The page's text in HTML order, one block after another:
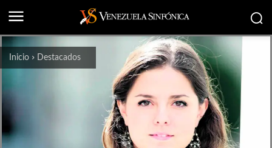
Inicio Destacados